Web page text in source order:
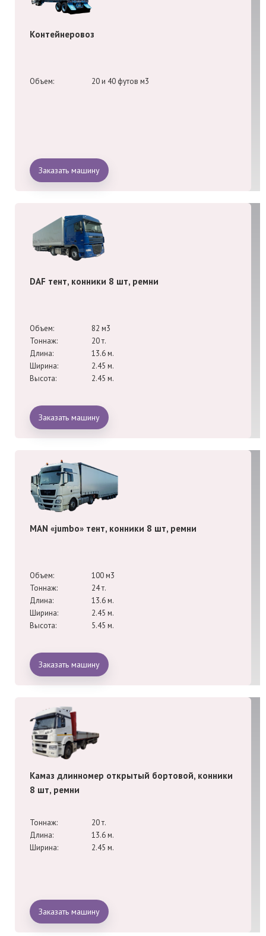
Контейнеровоз
Объем: 20 и 40 футов м3
Заказать машину
DAF тент, конники 8 шт, ремни
Объем:
82 м3
Тоннаж:
20 т.
Длина:
13.6 м.
Ширина:
2.45 м.
Высота:
2.45 м.
Заказать машину
MAN «jumbo» тент, конники 8 шт, ремни
Объем:
100 м3
Тоннаж:
24 т.
Длина:
13.6 м.
Ширина:
2.45 м.
Высота:
5.45 м.
Заказать машину
Камаз длинномер открытый бортовой, конники
8 шт, ремни
Тоннаж:
20 т.
Длина:
13.6 м.
Ширина:
2.45 м.
Заказать машину